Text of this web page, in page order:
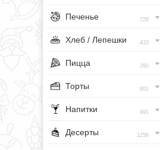
Печенье 728
Хлеб / Лепешки 433
Пицца 260
Торты 801
Напитки 491
Десерты 1256